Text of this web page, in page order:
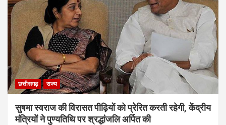
छत्तीसगढ़ राज्य
सुषमा स्वराज की विरासत पीढ़ियों को प्रेरित करती रहेगी, केंद्रीय
मंत्रियों ने पुण्यतिथि पर श्रद्धांजलि अर्पित की